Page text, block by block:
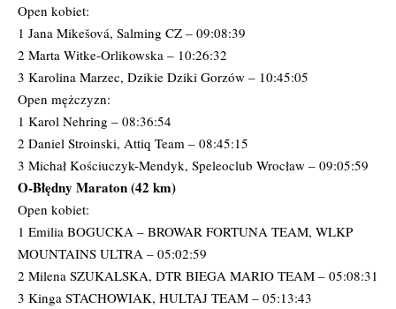
Open kobiet:
1 Jana Mikešová, Salming CZ – 09:08:39
2 Marta Witke-Orlikowska – 10:26:32
3 Karolina Marzec, Dzikie Dziki Gorzów – 10:45:05
Open mężczyzn:
1 Karol Nehring – 08:36:54
2 Daniel Stroinski, Attiq Team – 08:45:15
3 Michał Kościuczyk-Mendyk, Speleoclub Wrocław – 09:05:59
O-Błędny Maraton (42 km)
Open kobiet:
1 Emilia BOGUCKA – BROWAR FORTUNA TEAM, WLKP
MOUNTAINS ULTRA – 05:02:59
2 Milena SZUKALSKA, DTR BIEGA MARIO TEAM – 05:08:31
3 Kinga STACHOWIAK, HULTAJ TEAM – 05:13:43